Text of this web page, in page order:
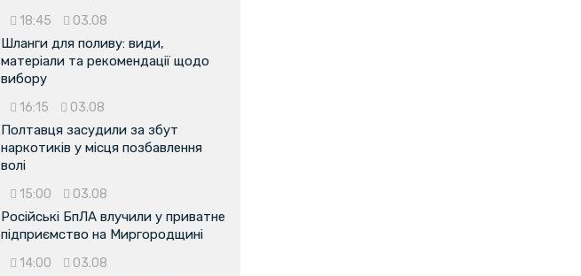
18:45 03.08
Шланги для поливу: види,
матеріали та рекомендації щодо
вибору
16:15 03.08
Полтавця засудили за збут
наркотиків у місця позбавлення
волі
15:00 03.08
Російські БпЛА влучили у приватне
підприємство на Миргородщині
14:00 03.08